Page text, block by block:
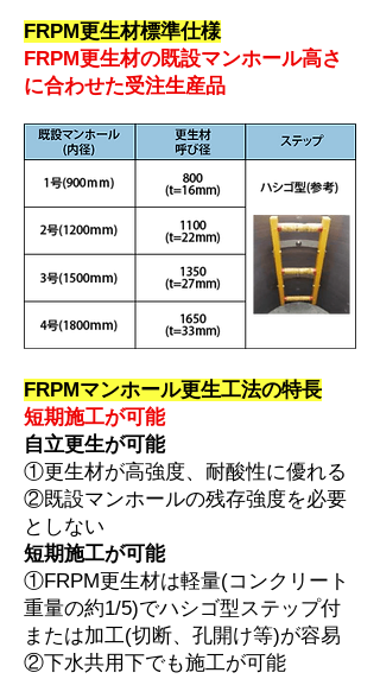
FRPM更生材標準仕様
FRPM更生材の既設マンホール高さ
に合わせた受注生産品
FRPMマンホール更生工法の特長
短期施工が可能
自立更生が可能
①更生材が高強度、耐酸性に優れる
②既設マンホールの残存強度を必要
としない
短期施工が可能
①FRPM更生材は軽量(コンクリート
重量の約1/5)でハシゴ型ステップ付
または加工(切断、孔開け等)が容易
②下水共用下でも施工が可能